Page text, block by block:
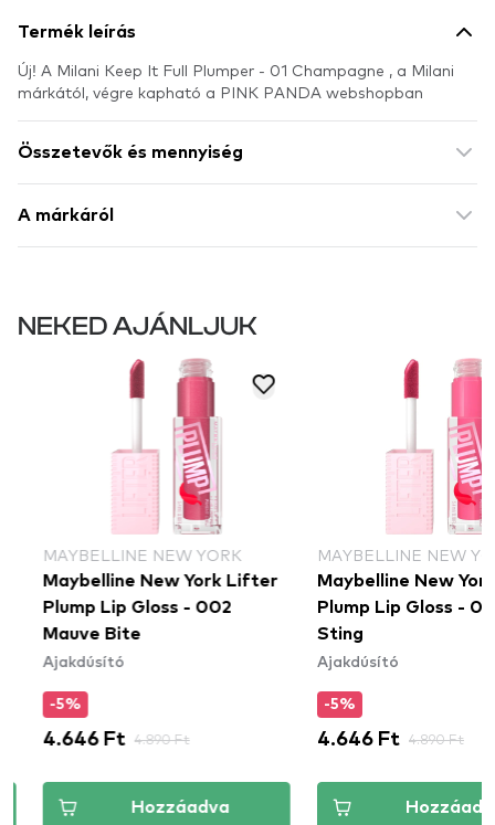
Termék leírás
Új! A Milani Keep It Full Plumper - 01 Champagne , a Milani
márkától, végre kapható a PINK PANDA webshopban
Összetevők és mennyiség
A márkáról
NEKED AJÁNLJUK
MAYBELLINE NEW YORK
Maybelline New York Lifter
Plump Lip Gloss - 002
Mauve Bite
Ajakdúsító
-5%
4.646 Ft 4.890 Ft
Hozzáadva
MAYBELLINE NEW YORK
Maybelline New York
Plump Lip Gloss - 003
Sting
Ajakdúsító
-5%
4.646 Ft 4.890 Ft
Hozzáadva